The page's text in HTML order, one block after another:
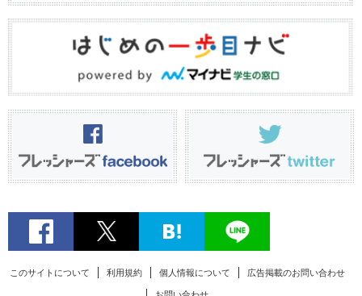
このサイトについて 利用規約 個人情報について 広告掲載のお問い合わせ
お問い合わせ